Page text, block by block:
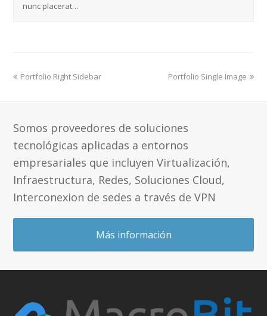
nunc placerat…
previous
Portfolio Right Sidebar
next
Portfolio Single Image
Somos proveedores de soluciones
tecnológicas aplicadas a entornos
empresariales que incluyen Virtualización,
Infraestructura, Redes, Soluciones Cloud,
Interconexion de sedes a través de VPN
Más información